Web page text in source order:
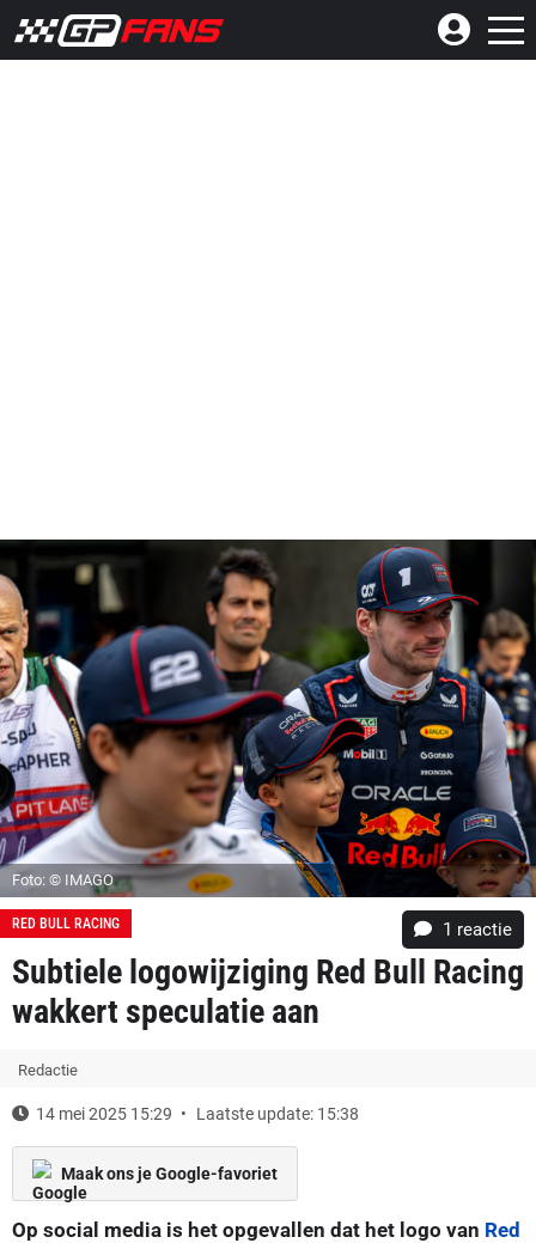
Foto: © IMAGO
RED BULL RACING 1 reactie
Subtiele logowijziging Red Bull Racing
wakkert speculatie aan
Redactie
14 mei 2025 15:29 Laatste update: 15:38
Maak ons je Google-favoriet
Op social media is het opgevallen dat het logo van Red